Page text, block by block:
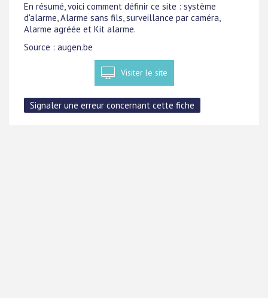
En résumé, voici comment définir ce site : système
d'alarme, Alarme sans fils, surveillance par caméra,
Alarme agréée et Kit alarme.
Source : augen.be
Visiter le site